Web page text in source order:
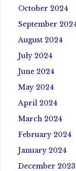
October 2024
September
August 2024
July 2024
June 2024
May 2024
April 2024
March 2024
February 2024
January 2024
December 2023